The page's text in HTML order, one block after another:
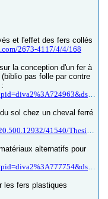
et l'effet des fers collés
2673-4117/4/4/168
la conception d'un fer à
pas folle par contre
https://www.diva-portal.org/smash/record.jsf?pid=diva2%3A724963&dswid=-2753
sol chez un cheval ferré
https://studenttheses.uu.nl/bitstream/handle/20.500.12932/41540/Thesis%20Solvor%20N%20Malmei%20final.pdf?sequence=1
alternatifs pour
https://www.diva-portal.org/smash/record.jsf?pid=diva2%3A777754&dswid=-1886
les fers plastiques